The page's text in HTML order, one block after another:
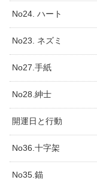
No24. ハート
No23. ネズミ
No27.手紙
No28.紳士
開運日と行動
No36.十字架
No35.錨